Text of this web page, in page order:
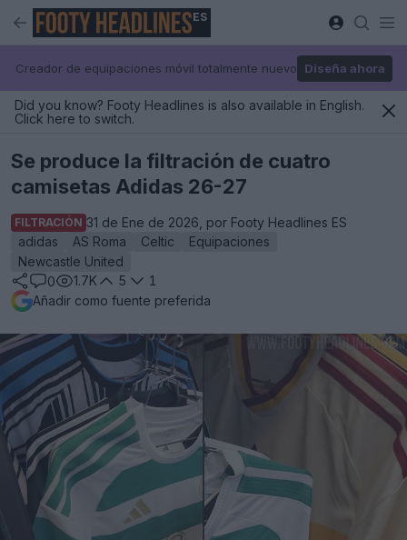
ES
Creador de equipaciones móvil totalmente nuevo Diseña ahora
Did you know? Footy Headlines is also available in English.
Click here to switch.
Se produce la filtración de cuatro
camisetas Adidas 26-27
FILTRACIÓN 31 de Ene de 2026, por Footy Headlines ES
adidas
AS Roma Celtic
Equipaciones
Newcastle United
0
1.7K 5
1
Añadir como fuente preferida